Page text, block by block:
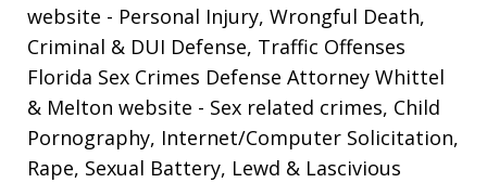
website - Personal Injury, Wrongful Death,
Criminal & DUI Defense, Traffic Offenses
Florida Sex Crimes Defense Attorney Whittel
& Melton website - Sex related crimes, Child
Pornography, Internet/Computer Solicitation,
Rape, Sexual Battery, Lewd & Lascivious